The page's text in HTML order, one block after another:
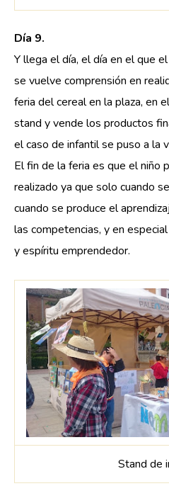
Día 9.
Y llega el día, el día en el que
se vuelve comprensión en
feria del cereal en la plaza, en
stand y vende los productos
el caso de infantil se puso a la
El fin de la feria es que el niño
realizado ya que solo cuando
cuando se produce el
las competencias, y en
y espíritu emprendedor.
Stand de